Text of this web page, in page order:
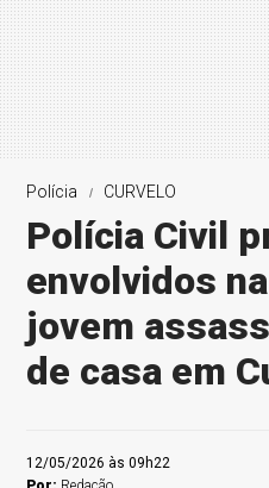
Polícia CURVELO
Polícia Civil
envolvidos
jovem
de casa em
12/05/2026 às 09h22